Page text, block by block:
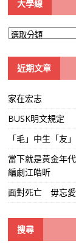
大學線
大
線
近期文章
家在宏志
BUSK明文規定
「毛」中生「友」
當下就是黃金年
編劇江皓昕
面對死亡 毋忘愛
搜尋